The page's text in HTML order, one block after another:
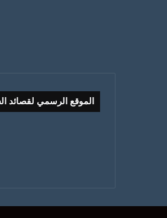
الموقع الرسمي